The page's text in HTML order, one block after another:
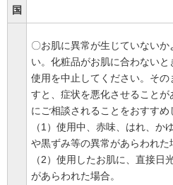
国
〇お肌に異常が生じていない
い。化粧品がお肌に合わないと
使用を中止してください。そ
すと、症状を悪化させること
にご相談されることをおすすめ
（1）使用中、赤味、はれ、か
や黒ずみ等の異常があらわれた
（2）使用したお肌に、直接日
があらわれた場合。